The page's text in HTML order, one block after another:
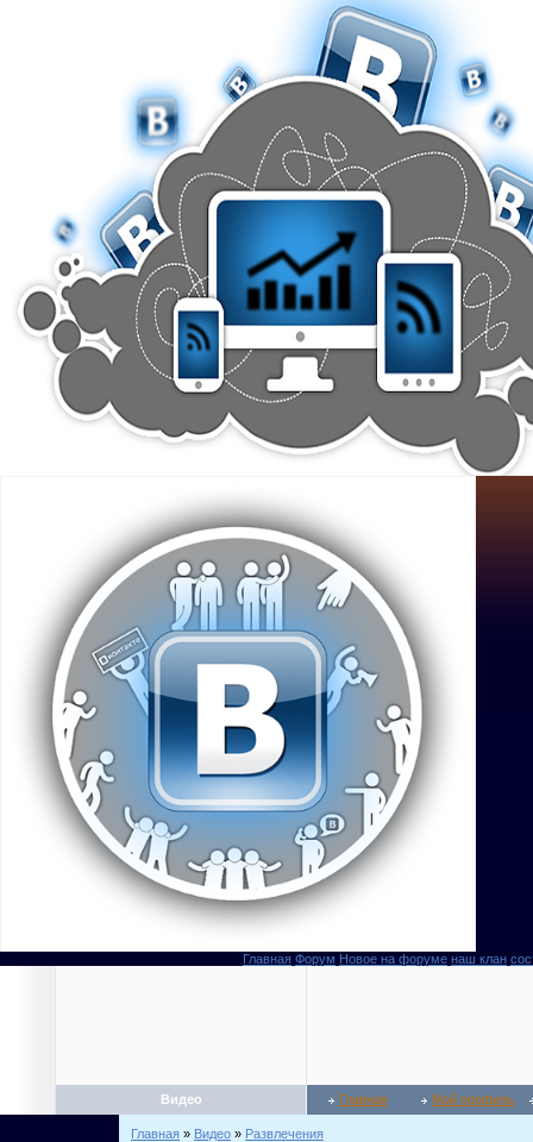
Главная Форум Новое на форуме наш клан
Видео Главная Мой профиль
Главная » Видео » Развлечения